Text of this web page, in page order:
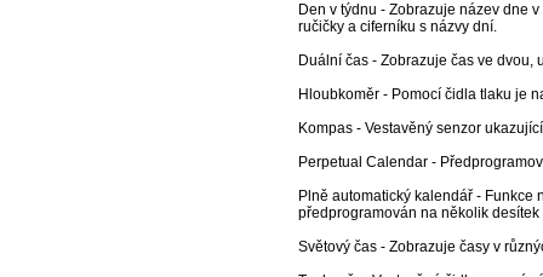
Den v týdnu - Zobrazuje název dne
ručičky a ciferníku s názvy dní.
Duální čas - Zobrazuje čas ve dvou,
Hloubkoměr - Pomocí čidla tlaku je
Kompas - Vestavěný senzor
Perpetual Calendar -
Plně automatický kalendář -
předprogramován na několik
Světový čas - Zobrazuje časy v